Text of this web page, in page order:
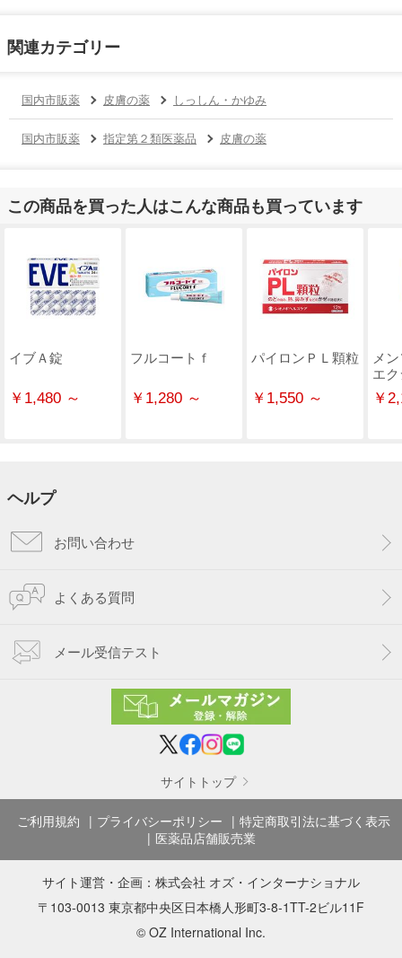
関連カテゴリー
国内市販薬 皮膚の薬 しっしん・かゆみ
国内市販薬 指定第２類医薬品 皮膚の薬
この商品を買った人はこんな商品も買っています
イブＡ錠
￥1,480 ～
フルコートｆ
￥1,280 ～
パイロンＰＬ顆粒
￥1,550 ～
メ
エ
￥
ヘルプ
お問い合わせ
よくある質問
メール受信テスト
サイトトップ
ご利用規約 プライバシーポリシー
特定商取引法に基づく表示
医薬品店舗販売業
サイト運営・企画： 株式会社 オズ・インターナショナル
〒103-0013 東京都中央区日本橋人形町3-8-1TT-2ビル11F
© OZ International Inc.